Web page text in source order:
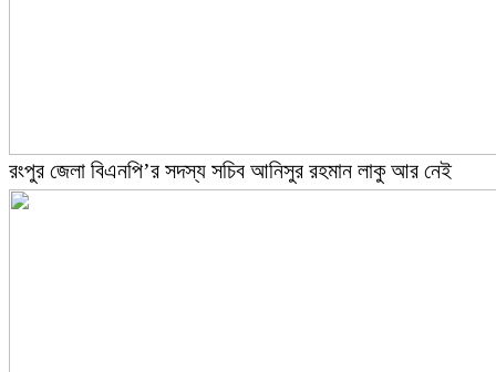
রংপুর জেলা বিএনপি’র সদস্য সচিব আনিসুর রহমান লাকু আর নেই